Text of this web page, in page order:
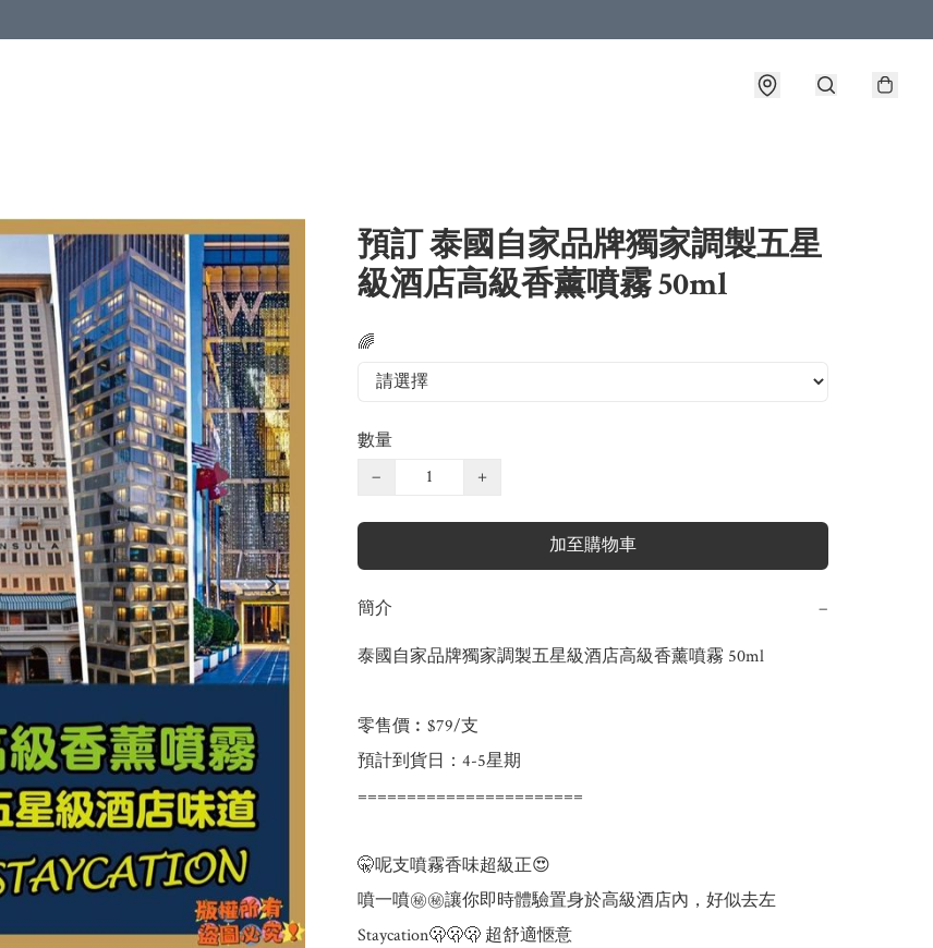
預訂 泰國自家品牌獨家調製五星
級酒店高級香薰噴霧 50ml
🌈
數量
−
+
加至購物車
簡介 −
泰國自家品牌獨家調製五星級酒店高級香薰噴霧 50ml
零售價︰$79/支
預計到貨日：4-5星期
=======================
🤫呢支噴霧香味超級正😍
噴一噴㊙️㊙️讓你即時體驗置身於高級酒店內，好似去左
Staycation🫢🫢🫢 超舒適愜意